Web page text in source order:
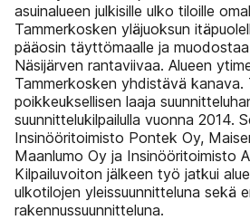
asuinalueen julkisille ulko­ tiloille
Tammerkosken yläjuoksun
pääosin täyttömaalle ja
Näsijärven rantaviivaa. Alueen
Tammerkosken yhdistävä kanava.
poikkeuksellisen laaja
suunnittelukilpailulla vuonna 2014.
Insinööritoimisto Pontek Oy,
Maanlumo Oy ja Insinööritoimisto
Kilpailuvoiton jälkeen työ jatkui
ulkotilojen yleissuunnitteluna sekä
rakennussuunnitteluna.